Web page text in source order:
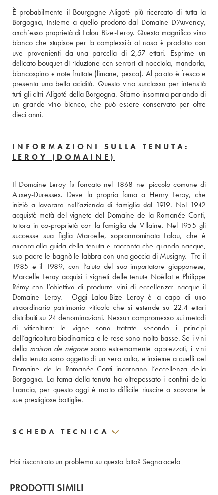
È probabilmente il Bourgogne Aligoté più ricercato di tutta la
Borgogna, insieme a quello prodotto dal Domaine D’Auvenay,
anch’esso proprietà di Lalou Bize-Leroy. Questo magnifico vino
bianco che stupisce per la complessità al naso è prodotto con
uve provenienti da una parcella di 2,57 ettari. Esprime un
delicato bouquet di riduzione con sentori di nocciola, mandorla,
biancospino e note fruttate (limone, pesca). Al palato è fresco e
presenta una bella acidità. Questo vino surclassa per intensità
tutti gli altri Aligoté della Borgogna. Stiamo insomma parlando di
un grande vino bianco, che può essere conservato per oltre
dieci anni.
INFORMAZIONI SULLA TENUTA:
LEROY (DOMAINE)
Il Domaine Leroy fu fondato nel 1868 nel piccolo comune di
Auxey-Duresses. Deve la propria fama a Henry Leroy, che
iniziò a lavorare nell’azienda di famiglia dal 1919. Nel 1942
acquistò metà del vigneto del Domaine de la Romanée-Conti,
tuttora in co-proprietà con la famiglia de Villaine. Nel 1955 gli
successe sua figlia Marcelle, soprannominata Lalou, che è
ancora alla guida della tenuta e racconta che quando nacque,
suo padre le bagnò le labbra con una goccia di Musigny.  Tra il
1985 e il 1989, con l’aiuto del suo importatore giapponese,
Marcelle Leroy acquisì i vigneti delle tenute Noëllat e Philippe
Rémy con l’obiettivo di produrre vini di eccellenza: nacque il
Domaine Leroy.  Oggi Lalou-Bize Leroy è a capo di uno
straordinario patrimonio viticolo che si estende su 22,4 ettari
distribuiti su 24 denominazioni. Nessun compromesso sui metodi
di viticoltura: le vigne sono trattate secondo i principi
dell’agricoltura biodinamica e le rese sono molto basse. Se i vini
della maison de négoce sono estremamente apprezzati, i vini
della tenuta sono oggetto di un vero culto, e insieme a quelli del
Domaine de la Romanée-Conti incarnano l’eccellenza della
Borgogna. La fama della tenuta ha oltrepassato i confini della
Francia, per questo oggi è molto difficile riuscire a scovare le
sue prestigiose bottiglie.
SCHEDA TECNICA
Hai riscontrato un problema su questo lotto? Segnalacelo
PRODOTTI SIMILI